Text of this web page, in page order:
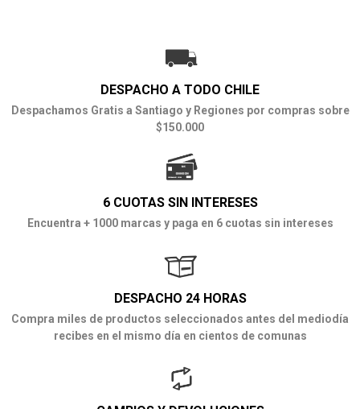
DESPACHO A TODO CHILE
Despachamos Gratis a Santiago y Regiones por compras sobre
$150.000
6 CUOTAS SIN INTERESES
Encuentra + 1000 marcas y paga en 6 cuotas sin intereses
DESPACHO 24 HORAS
Compra miles de productos seleccionados antes del mediodía
recibes en el mismo día en cientos de comunas